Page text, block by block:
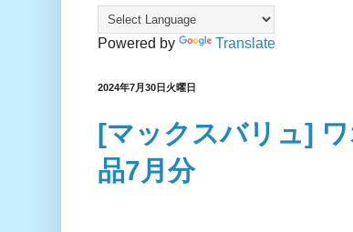
Powered by Translate
2024年7月30日火曜日
[マックスバリュ]
品7月分